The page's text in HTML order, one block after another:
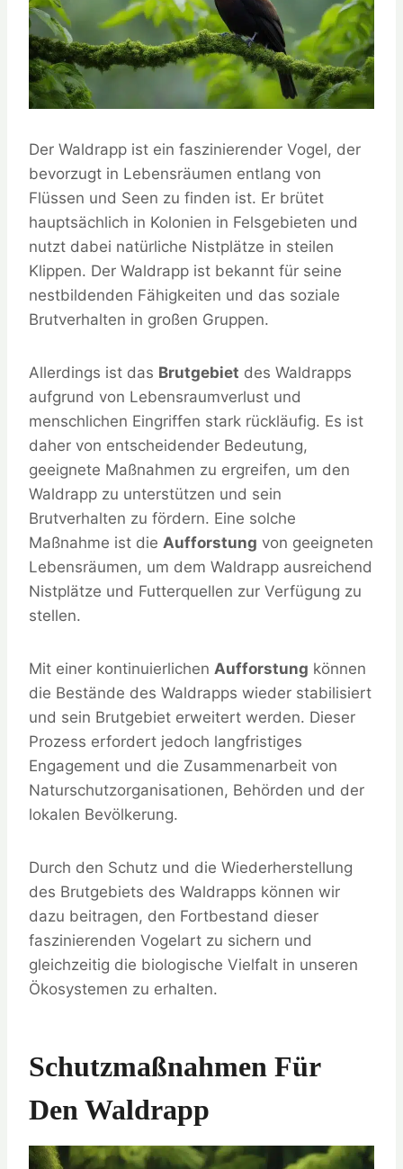
Der Waldrapp ist ein faszinierender Vogel, der
bevorzugt in Lebensräumen entlang von
Flüssen und Seen zu finden ist. Er brütet
hauptsächlich in Kolonien in Felsgebieten und
nutzt dabei natürliche Nistplätze in steilen
Klippen. Der Waldrapp ist bekannt für seine
nestbildenden Fähigkeiten und das soziale
Brutverhalten in großen Gruppen.
Allerdings ist das Brutgebiet des Waldrapps
aufgrund von Lebensraumverlust und
menschlichen Eingriffen stark rückläufig. Es ist
daher von entscheidender Bedeutung,
geeignete Maßnahmen zu ergreifen, um den
Waldrapp zu unterstützen und sein
Brutverhalten zu fördern. Eine solche
Maßnahme ist die Aufforstung von geeigneten
Lebensräumen, um dem Waldrapp ausreichend
Nistplätze und Futterquellen zur Verfügung zu
stellen.
Mit einer kontinuierlichen Aufforstung können
die Bestände des Waldrapps wieder stabilisiert
und sein Brutgebiet erweitert werden. Dieser
Prozess erfordert jedoch langfristiges
Engagement und die Zusammenarbeit von
Naturschutzorganisationen, Behörden und der
lokalen Bevölkerung.
Durch den Schutz und die Wiederherstellung
des Brutgebiets des Waldrapps können wir
dazu beitragen, den Fortbestand dieser
faszinierenden Vogelart zu sichern und
gleichzeitig die biologische Vielfalt in unseren
Ökosystemen zu erhalten.
Schutzmaßnahmen Für
Den Waldrapp